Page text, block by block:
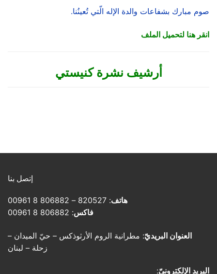
صوم مبارك بشفاعات والدة الإله الّتي تُعينُنا.
انقر هنا لتحميل الملف
أرشيف نشرة كنيستي
إتصل بنا
هاتف: 820527 – 806882 8 00961
فاكس: 806882 8 00961
العنوان البريديّ: مطرانية الروم الأرثوذكس – حيّ الميدان –
زحلة – لبنان
البريد الإلكترونيّ: